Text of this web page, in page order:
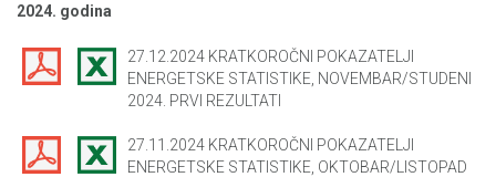
2024. godina
27.12.2024 KRATKOROČNI POKAZATELJI
ENERGETSKE STATISTIKE, NOVEMBAR/STUDENI
2024. PRVI REZULTATI
27.11.2024 KRATKOROČNI POKAZATELJI
ENERGETSKE STATISTIKE, OKTOBAR/LISTOPAD